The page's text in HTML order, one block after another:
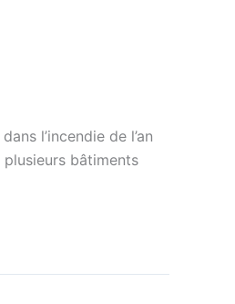
l’incendie de l’an
bâtiments